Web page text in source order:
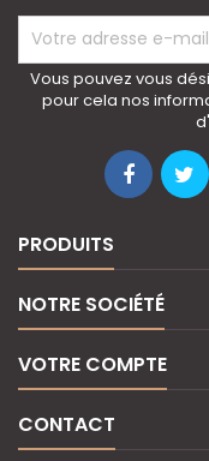
Vous pouvez vous
pour cela nos
PRODUITS
NOTRE SOCIÉTÉ
VOTRE COMPTE
CONTACT